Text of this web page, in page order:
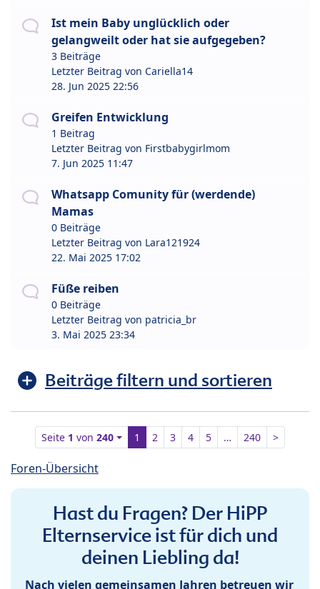
Ist mein Baby unglücklich oder
gelangweilt oder hat sie aufgegeben?
3 Beiträge
Letzter Beitrag von Cariella14
28. Jun 2025 22:56
Greifen Entwicklung
1 Beitrag
Letzter Beitrag von Firstbabygirlmom
7. Jun 2025 11:47
Whatsapp Comunity für (werdende)
Mamas
0 Beiträge
Letzter Beitrag von Lara121924
22. Mai 2025 17:02
Füße reiben
0 Beiträge
Letzter Beitrag von patricia_br
3. Mai 2025 23:34
Beiträge filtern und sortieren
Seite 1 von240 1 2 3 4 5 … 240 >
Foren-Übersicht
Hast du Fragen? Der HiPP
Elternservice ist für dich und
deinen Liebling da!
Nach vielen gemeinsamen Jahren betreuen wir